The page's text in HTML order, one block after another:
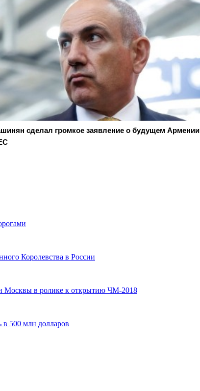
сделал громкое заявление о будущем Армении
Королевства в России
Москвы в ролике к открытию ЧМ-2018
500 млн долларов